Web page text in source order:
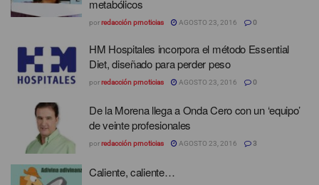
metabólicos
porredacción prnoticias AGOSTO 23, 2016 0
HM Hospitales incorpora el método Essential
Diet, diseñado para perder peso
porredacción prnoticias AGOSTO 23, 2016 0
De la Morena llega a Onda Cero con un ‘equipo’
de veinte profesionales
porredacción prnoticias AGOSTO 23, 2016 3
Caliente, caliente…